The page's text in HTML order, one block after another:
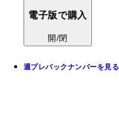
電子版で購入
開/閉
週プレバックナンバーを見る